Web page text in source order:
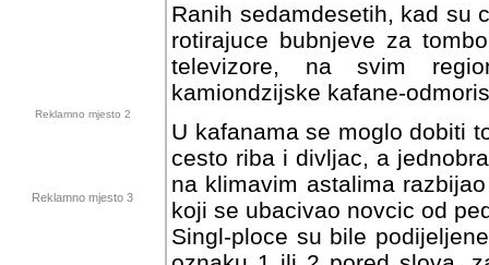
Reklamno mjesto 2
Reklamno mjesto 3
Ranih sedamdesetih, kad su
rotirajuce bubnjeve za
televizore, na svim
kamiondzijske kafane-
U kafanama se moglo dobiti
cesto riba i divljac, a
na klimavim astalima
koji se ubacivao novcic od
Singl-ploce su bile